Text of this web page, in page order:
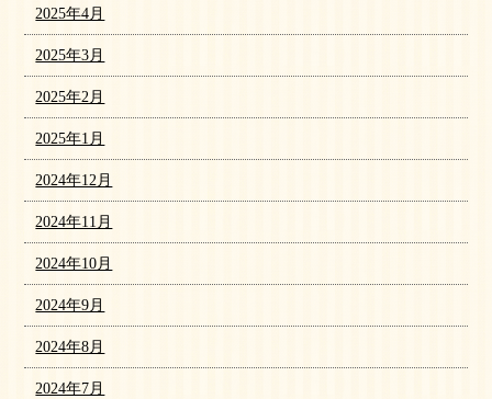
2025年4月
2025年3月
2025年2月
2025年1月
2024年12月
2024年11月
2024年10月
2024年9月
2024年8月
2024年7月